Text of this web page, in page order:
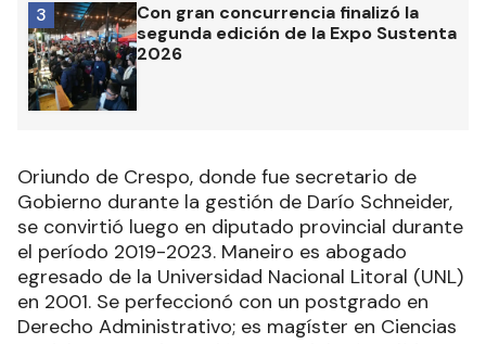
Con gran concurrencia finalizó la
segunda edición de la Expo Sustenta
2026
3
Oriundo de Crespo, donde fue secretario de
Gobierno durante la gestión de Darío Schneider,
se convirtió luego en diputado provincial durante
el período 2019-2023. Maneiro es abogado
egresado de la Universidad Nacional Litoral (UNL)
en 2001. Se perfeccionó con un postgrado en
Derecho Administrativo; es magíster en Ciencias